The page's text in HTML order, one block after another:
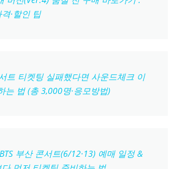
·할인 팁
트 티켓팅 실패했다면 사운드체크 이
는 법 (총 3,000명·응모방법)
부산 콘서트(6/12·13) 예매 일정 &